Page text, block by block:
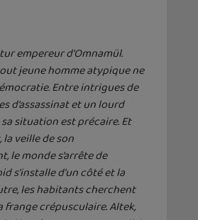
empereur d’Omnamül.
jeune homme atypique ne
Entre intrigues de
d’assassinat et un lourd
situation est précaire. Et
veille de son
le monde s’arrête de
s’installe d’un côté et la
les habitants cherchent
frange crépusculaire. Altek,